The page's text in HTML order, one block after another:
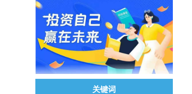
关键词